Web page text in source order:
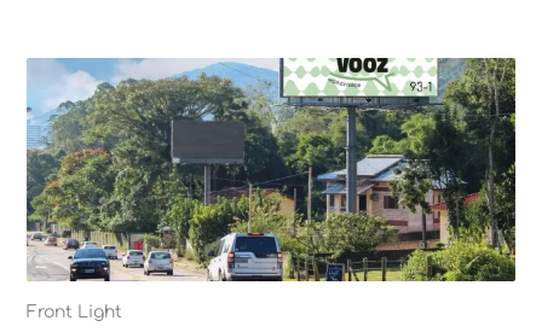
Front Light